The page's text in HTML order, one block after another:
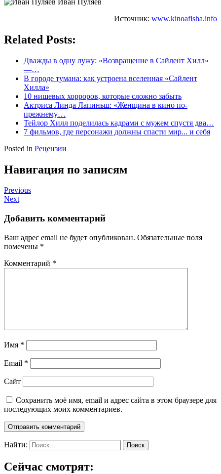
Источник: www.kinoafisha.info
Related Posts:
Дважды в одну лужу: «Возвращение в Сайлент Хилл»
—…
В городе тумана: как устроена вселенная «Сайлент
Хилла»
10 нишевых хорроров, которые сложно забыть
Актриса Линда Лапиньш: «Женщина в кино по-
прежнему…
Тейлор Хилл поделилась кадрами с мужем спустя два…
7 фильмов, где персонажи должны спасти мир... и себя
Posted in Рецензии
Навигация по записям
Previous
Next
Добавить комментарий
Ваш адрес email не будет опубликован. Обязательные поля
помечены *
Комментарий *
Имя *
Email *
Сайт
Сохранить моё имя, email и адрес сайта в этом браузере для
последующих моих комментариев.
Найти:
Сейчас смотрят: